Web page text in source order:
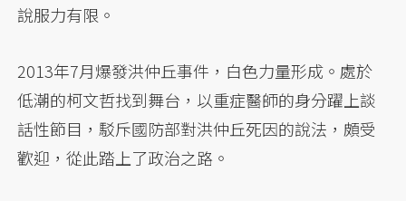
說服力有限。
2013年7月爆發洪仲丘事件，白色力量形成。處於
低潮的柯文哲找到舞台，以重症醫師的身分躍上談
話性節目，駁斥國防部對洪仲丘死因的說法，頗受
歡迎，從此踏上了政治之路。